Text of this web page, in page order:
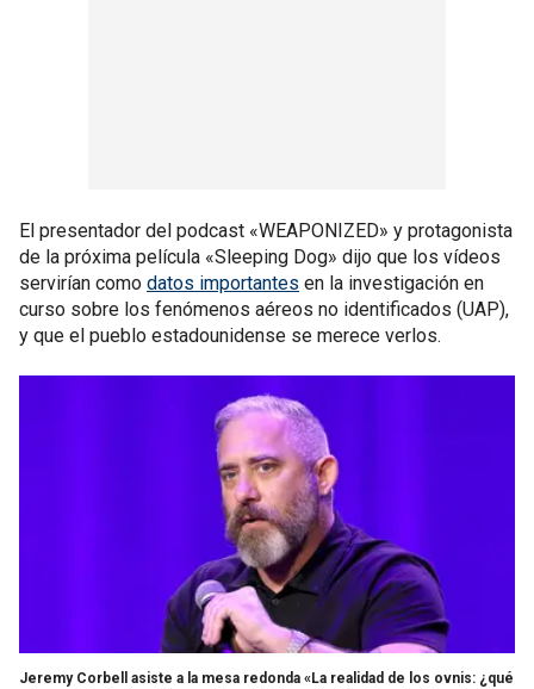
El presentador del podcast «WEAPONIZED» y protagonista
de la próxima película «Sleeping Dog» dijo que los vídeos
servirían como datos importantes en la investigación en
curso sobre los fenómenos aéreos no identificados (UAP),
y que el pueblo estadounidense se merece verlos.
Jeremy Corbell asiste a la mesa redonda «La realidad de los ovnis: ¿qué